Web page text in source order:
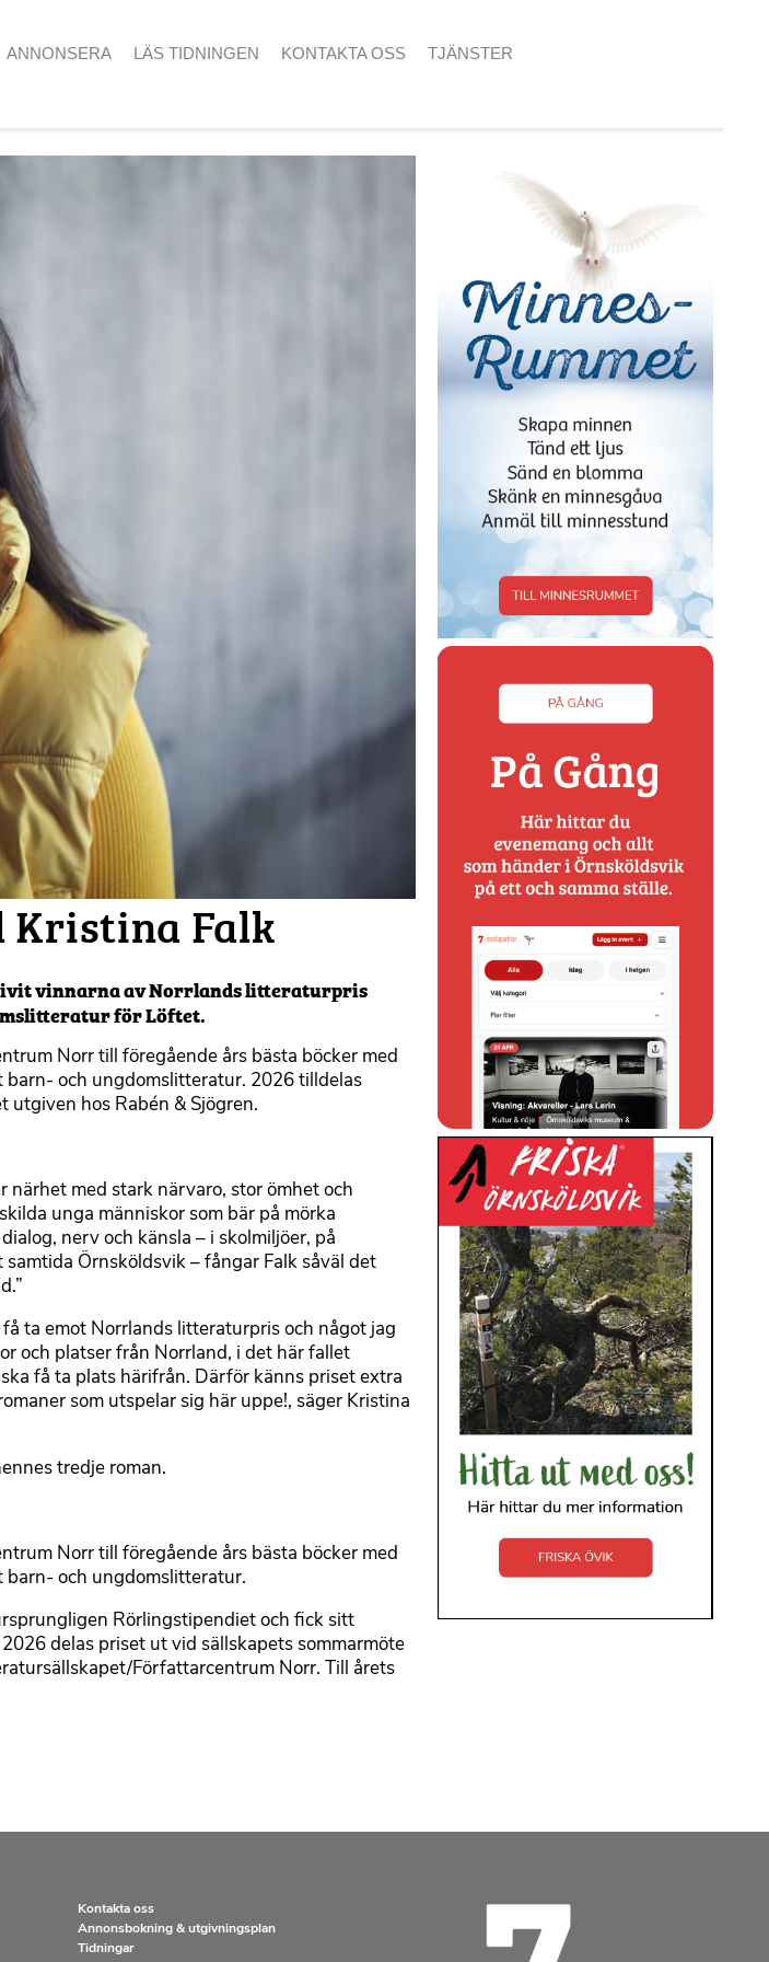
ANNONSERA LÄS TIDNINGEN KONTAKTA OSS TJÄNSTER
Falk
vinnarna av Norrlands litteraturpris
för Löftet.
Norr till föregående års bästa böcker med
och ungdomslitteratur. 2026 tilldelas
utgiven hos Rabén & Sjögren.
med stark närvaro, stor ömhet och
unga människor som bär på mörka
nerv och känsla – i skolmiljöer, på
Örnsköldsvik – fångar Falk såväl det
ta emot Norrlands litteraturpris och något jag
och platser från Norrland, i det här fallet
få ta plats härifrån. Därför känns priset extra
som utspelar sig här uppe!, säger Kristina
tredje roman.
Norr till föregående års bästa böcker med
och ungdomslitteratur.
Rörlingstipendiet och fick sitt
delas priset ut vid sällskapets sommarmöte
Författarcentrum Norr. Till årets
Kontakta oss
Annonsbokning & utgivningsplan
Tidningar